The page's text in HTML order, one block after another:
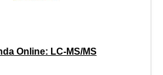
Online: LC-MS/MS